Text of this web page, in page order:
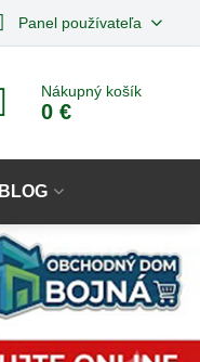
Panel používateľa
Nákupný košík
0 €
BLOG